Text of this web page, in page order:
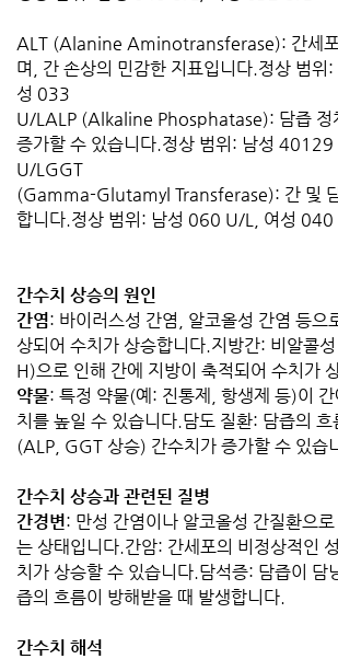
ALT (Alanine Aminotransferase): 간세포
며, 간 손상의 민감한 지표입니다.정상 범
성 033
U/LALP (Alkaline Phosphatase): 담즙 정
증가할 수 있습니다.정상 범위: 남성
U/LGGT
(Gamma-Glutamyl Transferase): 간 및
합니다.정상 범위: 남성 060 U/L, 여성 040
간수치 상승의 원인
간염: 바이러스성 간염, 알코올성 간염 등으
상되어 수치가 상승합니다.지방간: 비알콜
H)으로 인해 간에 지방이 축적되어 수치가
약물: 특정 약물(예: 진통제, 항생제 등)이
치를 높일 수 있습니다.담도 질환: 담즙의
(ALP, GGT 상승) 간수치가 증가할 수 있습
간수치 상승과 관련된 질병
간경변: 만성 간염이나 알코올성 간질환으로
는 상태입니다.간암: 간세포의 비정상적인
치가 상승할 수 있습니다.담석증: 담즙이 담
즙의 흐름이 방해받을 때 발생합니다.
간수치 해석